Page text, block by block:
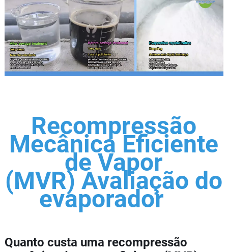
Recompressão
Mecânica Eficiente
de Vapor
(MVR) Avaliação do
evaporador
Quanto custa uma recompressão